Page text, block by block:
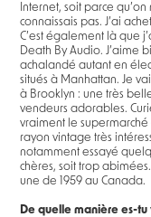
Internet, soit parce
connaissais pas. J’ai
C’est également là que
Death By Audio. J’aime
achalandé autant en
situés à Manhattan. Je
à Brooklyn : une très
vendeurs adorables.
vraiment le
rayon vintage très
notamment essayé
chères, soit trop
une de 1959 au Canada.
De quelle manière es-tu